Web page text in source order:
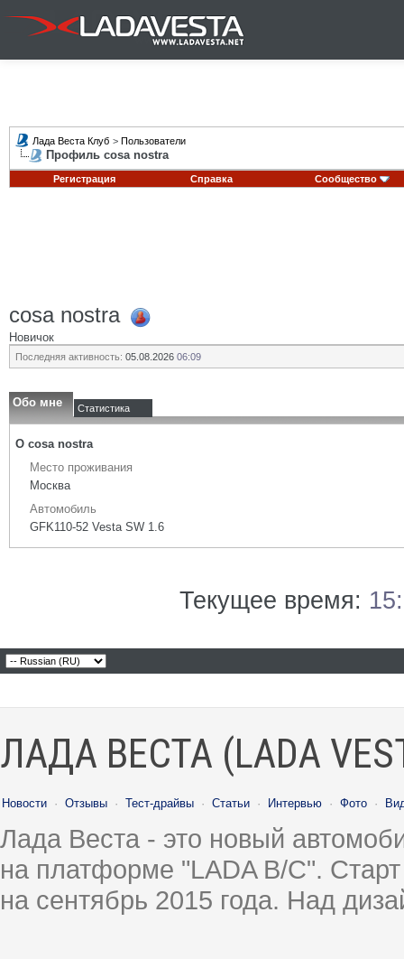
Лада Веста Клуб > Пользователи
Профиль cosa nostra
Регистрация Справка Сообщество
cosa nostra
Новичок
Последняя активность: 05.08.2026 06:09
Обо мне Статистика
О cosa nostra
Место проживания
Москва
Автомобиль
GFK110-52 Vesta SW 1.6
Текущее время:
ЛАДА ВЕСТА (LADA
Новости · Отзывы · Тест-драйвы · Статьи · Интервью · Фото ·
Лада Веста - это новый
на платформе "LADA B/C".
на сентябрь 2015 года. Над